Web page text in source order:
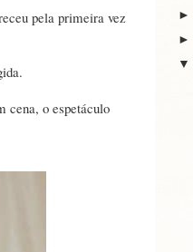
pela primeira vez
cena, o espetáculo
►
►
▼